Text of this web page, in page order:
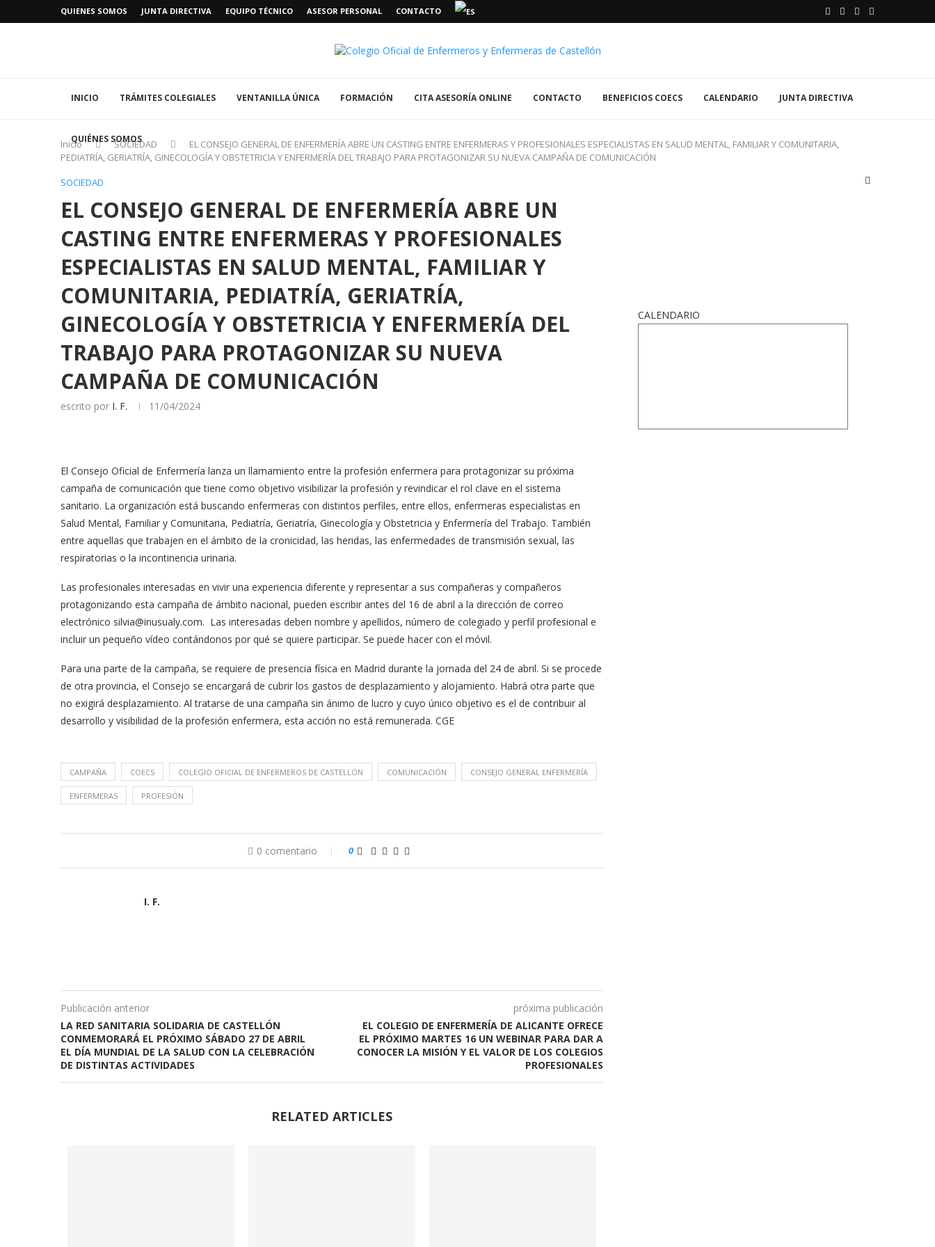
QUIENES SOMOS JUNTA DIRECTIVA EQUIPO TÉCNICO ASESOR PERSONAL CONTACTO
INICIO TRÁMITES COLEGIALES VENTANILLA ÚNICA FORMACIÓN CITA ASESORÍA ONLINE CONTACTO BENEFICIOS COECS CALENDARIO JUNTA DIRECTIVA
QUIÉNES SOMOS
Inicio SOCIEDAD
EL CONSEJO GENERAL DE ENFERMERÍA ABRE UN CASTING ENTRE ENFERMERAS Y PROFESIONALES ESPECIALISTAS EN SALUD MENTAL, FAMILIAR Y COMUNITARIA,
PEDIATRÍA, GERIATRÍA, GINECOLOGÍA Y OBSTETRICIA Y ENFERMERÍA DEL TRABAJO PARA PROTAGONIZAR SU NUEVA CAMPAÑA DE COMUNICACIÓN
SOCIEDAD
EL CONSEJO GENERAL DE ENFERMERÍA ABRE UN
CASTING ENTRE ENFERMERAS Y PROFESIONALES
ESPECIALISTAS EN SALUD MENTAL, FAMILIAR Y
COMUNITARIA, PEDIATRÍA, GERIATRÍA,
GINECOLOGÍA Y OBSTETRICIA Y ENFERMERÍA DEL
TRABAJO PARA PROTAGONIZAR SU NUEVA
CAMPAÑA DE COMUNICACIÓN
escrito por I. F. 11/04/2024
El Consejo Oficial de Enfermería lanza un llamamiento entre la profesión enfermera para protagonizar su próxima
campaña de comunicación que tiene como objetivo visibilizar la profesión y revindicar el rol clave en el sistema
sanitario. La organización está buscando enfermeras con distintos perfiles, entre ellos, enfermeras especialistas en
Salud Mental, Familiar y Comunitaria, Pediatría, Geriatría, Ginecología y Obstetricia y Enfermería del Trabajo. También
entre aquellas que trabajen en el ámbito de la cronicidad, las heridas, las enfermedades de transmisión sexual, las
respiratorias o la incontinencia urinaria.
Las profesionales interesadas en vivir una experiencia diferente y representar a sus compañeras y compañeros
protagonizando esta campaña de ámbito nacional, pueden escribir antes del 16 de abril a la dirección de correo
electrónico silvia@inusualy.com. Las interesadas deben nombre y apellidos, número de colegiado y perfil profesional e
incluir un pequeño vídeo contándonos por qué se quiere participar. Se puede hacer con el móvil.
Para una parte de la campaña, se requiere de presencia física en Madrid durante la jornada del 24 de abril. Si se procede
de otra provincia, el Consejo se encargará de cubrir los gastos de desplazamiento y alojamiento. Habrá otra parte que
no exigirá desplazamiento. Al tratarse de una campaña sin ánimo de lucro y cuyo único objetivo es el de contribuir al
desarrollo y visibilidad de la profesión enfermera, esta acción no está remunerada. CGE
CAMPAÑA COECS COLEGIO OFICIAL DE ENFERMEROS DE CASTELLÓN COMUNICACIÓN CONSEJO GENERAL ENFERMERÍA
ENFERMERAS PROFESIÓN
0 comentario 0
I. F.
Publicación anterior
LA RED SANITARIA SOLIDARIA DE CASTELLÓN
CONMEMORARÁ EL PRÓXIMO SÁBADO 27 DE ABRIL
EL DÍA MUNDIAL DE LA SALUD CON LA CELEBRACIÓN
DE DISTINTAS ACTIVIDADES
próxima publicación
EL COLEGIO DE ENFERMERÍA DE ALICANTE OFRECE
EL PRÓXIMO MARTES 16 UN WEBINAR PARA DAR A
CONOCER LA MISIÓN Y EL VALOR DE LOS COLEGIOS
PROFESIONALES
RELATED ARTICLES
CALENDARIO